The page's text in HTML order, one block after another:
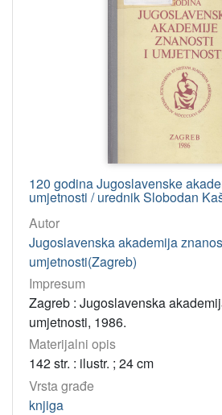
120 godina Jugoslavenske
umjetnosti / urednik Slobodan
Autor
Jugoslavenska akademija
umjetnosti(Zagreb)
Impresum
Zagreb : Jugoslavenska
umjetnosti, 1986.
Materijalni opis
142 str. : ilustr. ; 24 cm
Vrsta građe
knjiga